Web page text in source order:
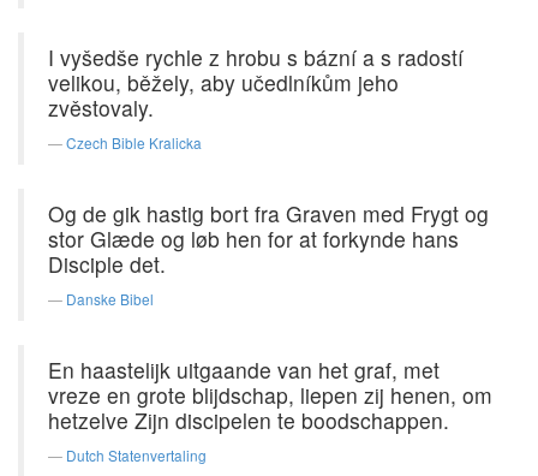
I vyšedše rychle z hrobu s bázní a s radostí
velikou, běžely, aby učedlníkům jeho
zvěstovaly.
Czech Bible Kralicka
Og de gik hastig bort fra Graven med Frygt og
stor Glæde og løb hen for at forkynde hans
Disciple det.
Danske Bibel
En haastelijk uitgaande van het graf, met
vreze en grote blijdschap, liepen zij henen, om
hetzelve Zijn discipelen te boodschappen.
Dutch Statenvertaling